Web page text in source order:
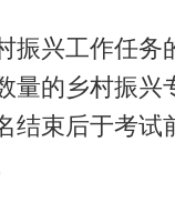
振兴工作任务
量的乡村振兴
结束后于考试